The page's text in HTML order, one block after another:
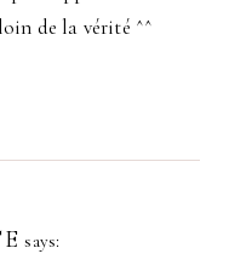
de la vérité ^^
says: